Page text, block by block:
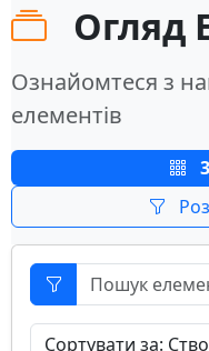
Огляд
Ознайомтеся з
елементів